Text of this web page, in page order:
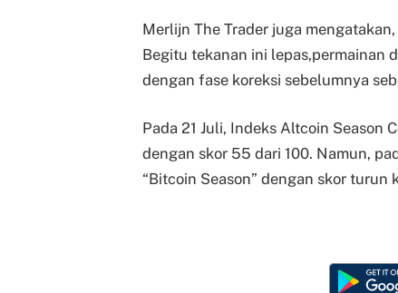
Merlijn The Trader juga
Begitu tekanan ini lepas,permainan
dengan fase koreksi sebelumnya
Pada 21 Juli, Indeks Altcoin Season
dengan skor 55 dari 100. Namun,
“Bitcoin Season” dengan skor turun